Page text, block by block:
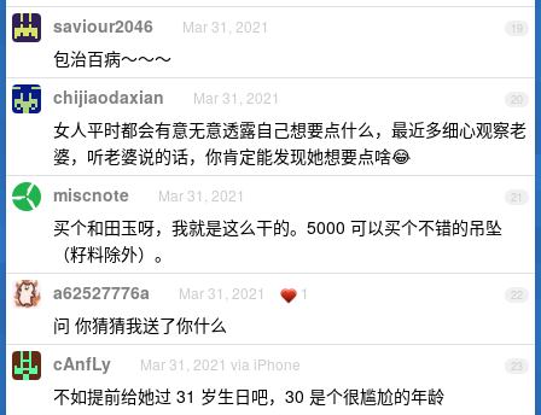
19
saviour2046 Mar 31, 2021
包治百病～～～
20
chijiaodaxian Mar 31, 2021
女人平时都会有意无意透露自己想要点什么，最近多细心观察老
婆，听老婆说的话，你肯定能发现她想要点啥😂
21
miscnote Mar 31, 2021
买个和田玉呀，我就是这么干的。5000 可以买个不错的吊坠
（籽料除外）。
22
a62527776a Mar 31, 2021 1
问 你猜猜我送了你什么
23
cAnfLy Mar 31, 2021 via iPhone
不如提前给她过 31 岁生日吧，30 是个很尴尬的年龄